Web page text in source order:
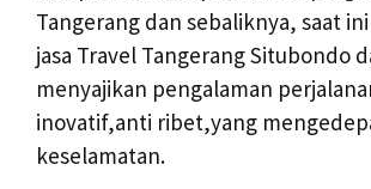
Tangerang dan sebaliknya, saat
jasa Travel Tangerang Situbondo
menyajikan pengalaman
inovatif,anti ribet,yang
keselamatan.